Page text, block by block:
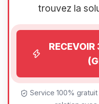
trouvez la
RECEVOIR
Service 100%